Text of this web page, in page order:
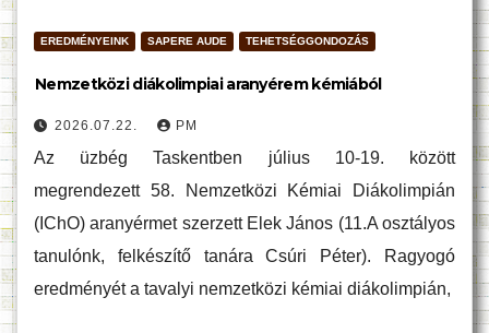
EREDMÉNYEINK SAPERE AUDE TEHETSÉGGONDOZÁS
Nemzetközi diákolimpiai aranyérem kémiából
2026.07.22. PM
Az üzbég Taskentben július 10-19. között
megrendezett 58. Nemzetközi Kémiai Diákolimpián
(IChO) aranyérmet szerzett Elek János (11.A osztályos
tanulónk, felkészítő tanára Csúri Péter). Ragyogó
eredményét a tavalyi nemzetközi kémiai diákolimpián,